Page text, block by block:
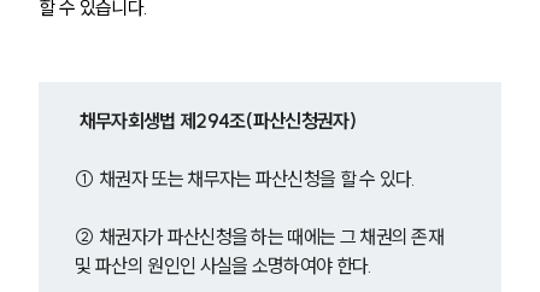
할 수 있습니다.
채무자회생법 제294조(파산신청권자)
① 채권자 또는 채무자는 파산신청을 할 수 있다.
② 채권자가 파산신청을 하는 때에는 그 채권의 존재
및 파산의 원인인 사실을 소명하여야 한다.